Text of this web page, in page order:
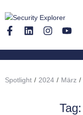
Spotlight / 2024 / März /
Tag: